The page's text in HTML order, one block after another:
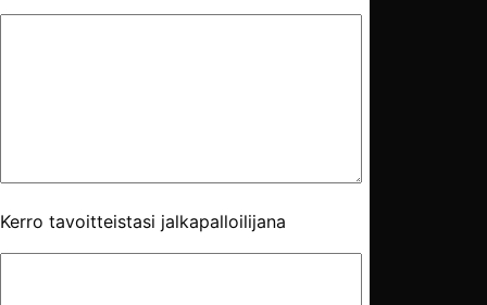
Kerro tavoitteistasi jalkapalloilijana